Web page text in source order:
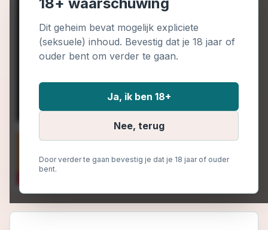
Dit geheim bevat mogelijk expliciete
(seksuele) inhoud. Bevestig dat je 18 jaar of
ouder bent om verder te gaan.
Ja, ik ben 18+
Nee, terug
Door verder te gaan bevestig je dat je 18 jaar of ouder
bent.